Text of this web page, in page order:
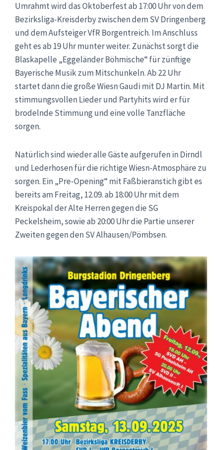
Umrahmt wird das Oktoberfest ab 17:00 Uhr von dem
Bezirksliga-Kreisderby zwischen dem SV Dringenberg
und dem Aufsteiger VfR Borgentreich. Im Anschluss
geht es ab 19 Uhr munter weiter. Zunächst sorgt die
Blaskapelle „Eggeländer Böhmische“ für zünftige
Bayerische Musik zum Mitschunkeln. Ab 22 Uhr
startet dann die große Wiesn Gaudi mit DJ Martin. Mit
stimmungsvollen Lieder und Partyhits wird er für
brodelnde Stimmung und eine volle Tanzfläche
sorgen.
Natürlich sind wieder alle Gäste aufgerufen in Dirndl
und Lederhosen für die richtige Wiesn-Atmosphäre zu
sorgen. Ein „Pre-Opening“ mit Faßbieranstich gibt es
bereits am Freitag, 12.09. ab 18:00 Uhr mit dem
Kreispokal der Alte Herren gegen die SG
Peckelsheim, sowie ab 20:00 Uhr die Partie unserer
Zweiten gegen den SV Alhausen/Pömbsen.